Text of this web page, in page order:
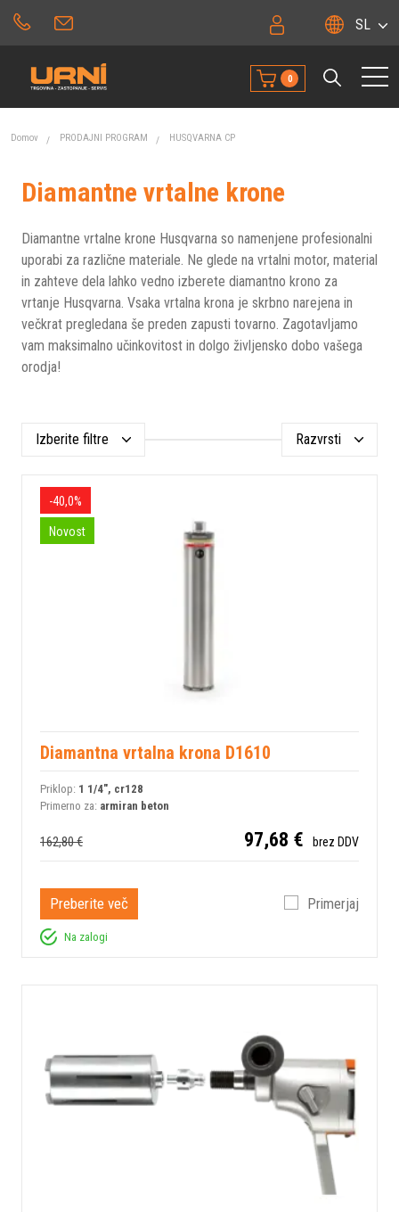
SL
0
Domov PRODAJNI PROGRAM HUSQVARNA CP
Diamantne vrtalne krone
Diamantne vrtalne krone Husqvarna so namenjene profesionalni
uporabi za različne materiale. Ne glede na vrtalni motor, material
in zahteve dela lahko vedno izberete diamantno krono za
vrtanje Husqvarna. Vsaka vrtalna krona je skrbno narejena in
večkrat pregledana še preden zapusti tovarno. Zagotavljamo
vam maksimalno učinkovitost in dolgo življensko dobo vašega
orodja!
Izberite filtre Razvrsti
-40,0%
Novost
Diamantna vrtalna krona D1610
Priklop: 1 1/4", cr128
Primerno za: armiran beton
162,80 € 97,68 € brez DDV
Preberite več Primerjaj
Na zalogi